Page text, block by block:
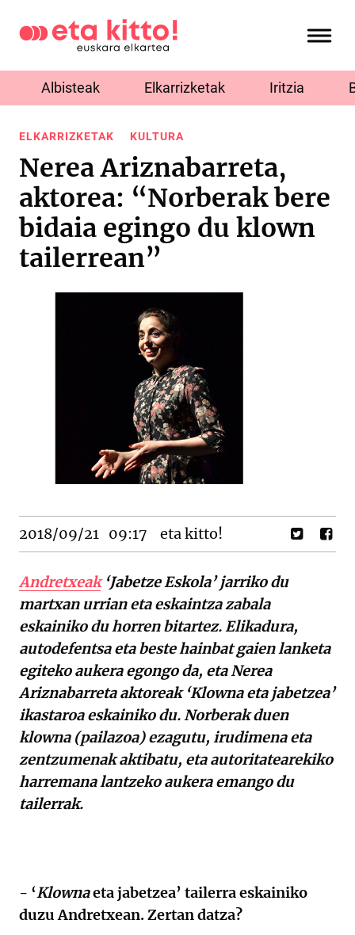
Albisteak Elkarrizketak Iritzia
ELKARRIZKETAK KULTURA
Nerea Ariznabarreta,
aktorea: “Norberak bere
bidaia egingo du klown
tailerrean”
2018/09/21 09:17 eta kitto!
Andretxeak‘Jabetze Eskola’ jarriko du
martxan urrian eta eskaintza zabala
eskainiko du horren bitartez. Elikadura,
autodefentsa eta beste hainbat gaien lanketa
egiteko aukera egongo da, eta Nerea
Ariznabarreta aktoreak ‘Klowna eta jabetzea’
ikastaroa eskainiko du. Norberak duen
klowna (pailazoa) ezagutu, irudimena eta
zentzumenak aktibatu, eta autoritatearekiko
harremana lantzeko aukera emango du
tailerrak.
- ‘Klownaeta jabetzea’ tailerra eskainiko
duzu Andretxean. Zertan datza?